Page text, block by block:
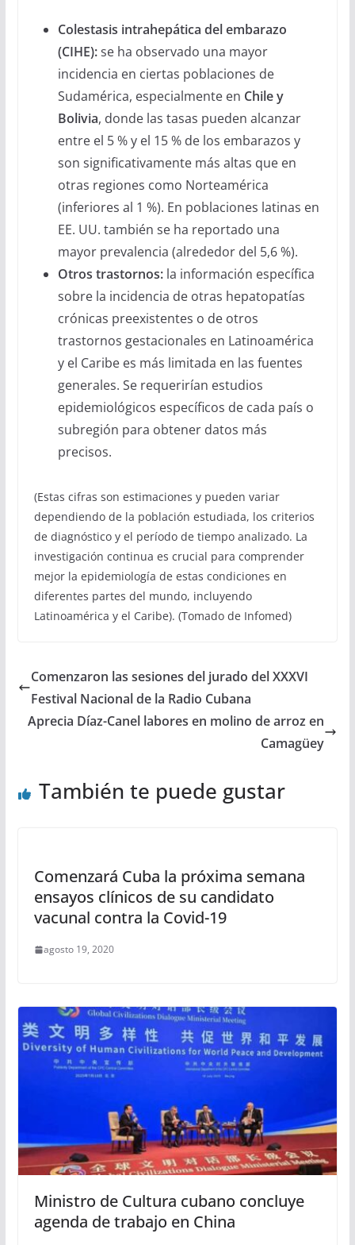
Colestasis intrahepática del embarazo
(CIHE):se ha observado una mayor
incidencia en ciertas poblaciones de
Sudamérica, especialmente en Chile y
Bolivia, donde las tasas pueden alcanzar
entre el 5 % y el 15 % de los embarazos y
son significativamente más altas que en
otras regiones como Norteamérica
(inferiores al 1 %). En poblaciones latinas en
EE. UU. también se ha reportado una
mayor prevalencia (alrededor del 5,6 %).
Otros trastornos:la información específica
sobre la incidencia de otras hepatopatías
crónicas preexistentes o de otros
trastornos gestacionales en Latinoamérica
y el Caribe es más limitada en las fuentes
generales. Se requerirían estudios
epidemiológicos específicos de cada país o
subregión para obtener datos más
precisos.
(Estas cifras son estimaciones y pueden variar
dependiendo de la población estudiada, los criterios
de diagnóstico y el período de tiempo analizado. La
investigación continua es crucial para comprender
mejor la epidemiología de estas condiciones en
diferentes partes del mundo, incluyendo
Latinoamérica y el Caribe). (Tomado de Infomed)
Comenzaron las sesiones del jurado del XXXVI
Festival Nacional de la Radio Cubana
Aprecia Díaz-Canel labores en molino de arroz en
Camagüey
También te puede gustar
Comenzará Cuba la próxima semana
ensayos clínicos de su candidato
vacunal contra la Covid-19
agosto 19, 2020
Ministro de Cultura cubano concluye
agenda de trabajo en China